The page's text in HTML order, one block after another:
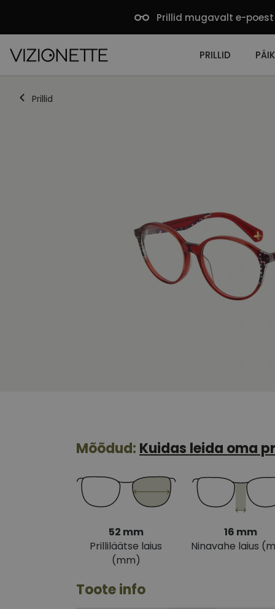
Prillid mugavalt e-poest
PRILLID
Prillid
Mõõdud: Kuidas leida oma
52 mm
Prilliläätse laius
(mm)
16 mm
Ninavahe laius
Toote info